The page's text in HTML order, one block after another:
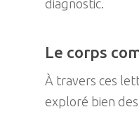
diagnostic.
Le corps
À travers ces
exploré bien